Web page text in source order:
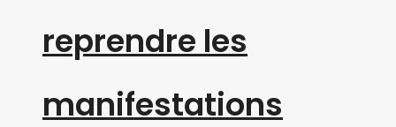
reprendre les
manifestations